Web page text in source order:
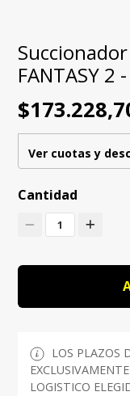
Succionador
FANTASY 2
Ver cuotas y
Cantidad
1
LOS PLAZOS
LOGISTICO